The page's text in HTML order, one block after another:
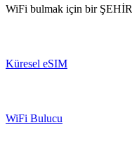
WiFi bulmak için bir ŞEHİR
Küresel eSIM
WiFi Bulucu